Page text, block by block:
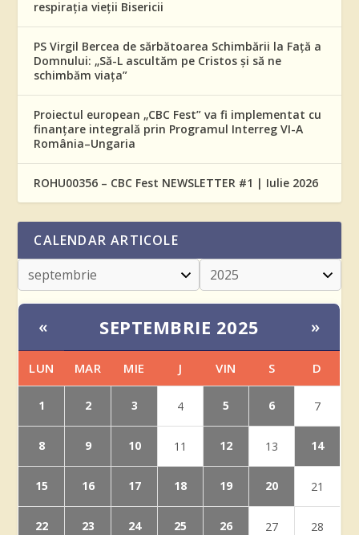
respirația vieții Bisericii
PS Virgil Bercea de sărbătoarea Schimbării la Față a
Domnului: „Să-L ascultăm pe Cristos și să ne
schimbăm viața”
Proiectul european „CBC Fest” va fi implementat cu
finanțare integrală prin Programul Interreg VI-A
România–Ungaria
ROHU00356 – CBC Fest NEWSLETTER #1 | Iulie 2026
CALENDAR ARTICOLE
« SEPTEMBRIE 2025 »
LUN MAR MIE J VIN S D
1 2 3 4 5 6 7
8 9 10 11 12 13 14
15 16 17 18 19 20 21
22 23 24 25 26 27 28